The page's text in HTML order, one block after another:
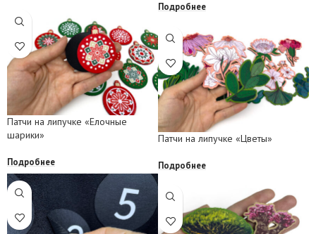
Подробнее
Патчи на липучке «Елочные
шарики»
Подробнее
Патчи на липучке «Цветы»
Подробнее